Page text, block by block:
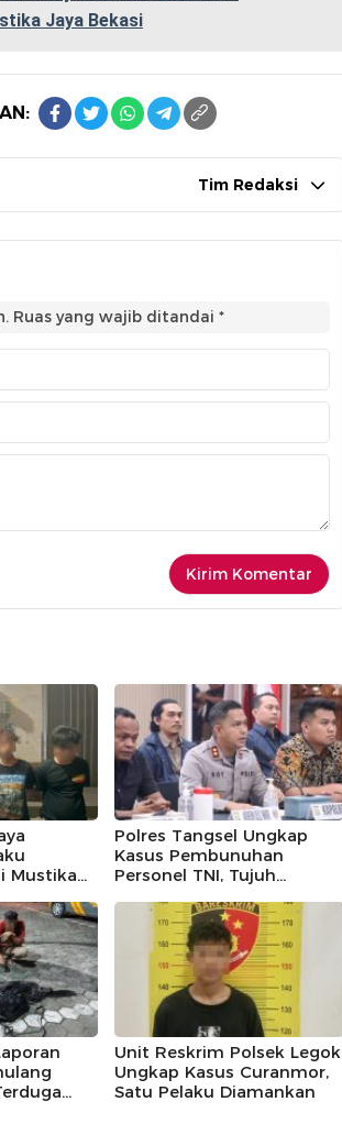
Jaya Bekasi
Tim Redaksi
Ruas yang wajib ditandai *
Mustika
Polres Tangsel Ungkap
Kasus Pembunuhan
Personel TNI, Tujuh
Unit Reskrim Polsek Legok
Ungkap Kasus Curanmor,
Satu Pelaku Diamankan